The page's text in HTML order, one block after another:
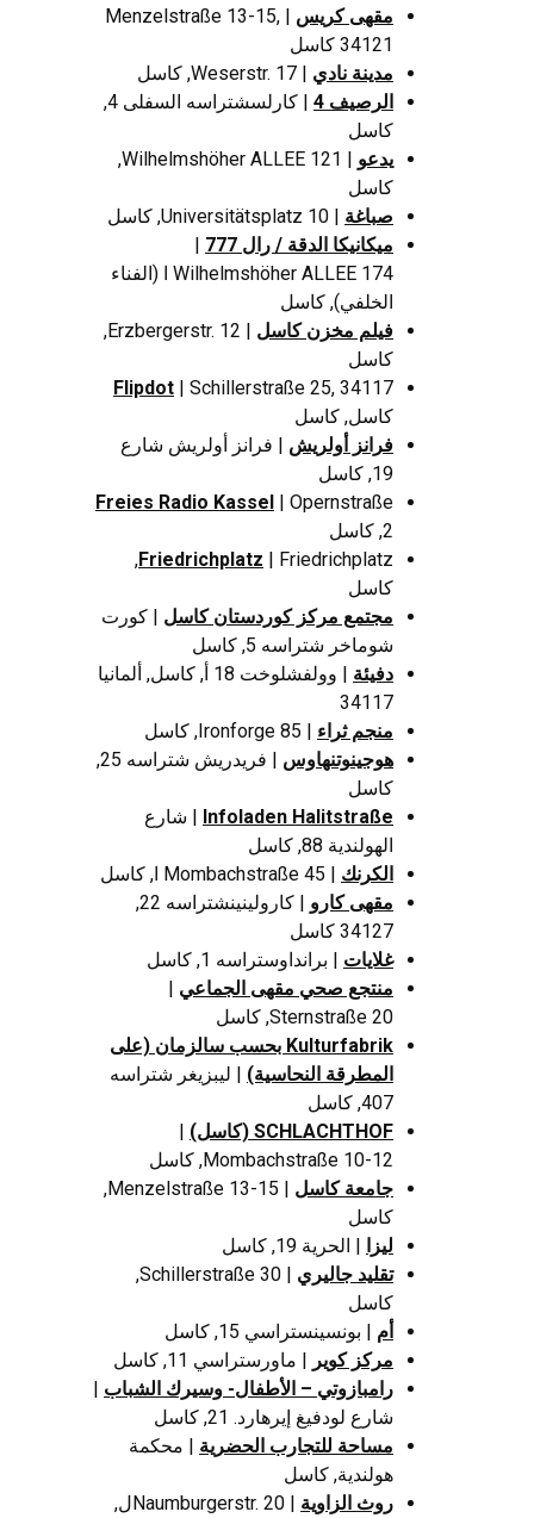
مقهى كريس
| Menzelstraße 13-15,
34121 كاسل
مدينة نادي | Weserstr. 17, كاسل
الرصيف 4
| كارلسشتراسه السفلى 4,
كاسل
يدعو
| Wilhelmshöher ALLEE 121,
كاسل
صباغة | Universitätsplatz 10, كاسل
ميكانيكا الدقة / رال 777
|
Wilhelmshöher ALLEE 174 ا (الفناء
الخلفي), كاسل
فيلم مخزن كاسل
| Erzbergerstr. 12,
كاسل
Flipdot | Schillerstraße 25, 34117
كاسل, كاسل
فرانز أولريش | فرانز أولريش شارع
19, كاسل
Freies Radio Kassel | Opernstraße
2, كاسل
Friedrichplatz
| Friedrichplatz,
كاسل
مجتمع مركز كوردستان كاسل | كورت
شوماخر شتراسه 5, كاسل
دفيئة
| وولفشلوخت 18 أ, كاسل, ألمانيا
34117
منجم ثراء | Ironforge 85, كاسل
هوجينوتنهاوس
| فريدريش شتراسه 25,
كاسل
Infoladen Halitstraße | شارع
الهولندية 88, كاسل
الكرنك | Mombachstraße 45 ا, كاسل
مقهى كارو
| كارولينينشتراسه 22,
34127 كاسل
غلايات | برانداوستراسه 1, كاسل
منتجع صحي مقهى الجماعي |
Sternstraße 20, كاسل
Kulturfabrik بحسب سالزمان (على
المطرقة النحاسية) | ليبزيغر شتراسه
407, كاسل
SCHLACHTHOF (كاسل)
|
Mombachstraße 10-12, كاسل
جامعة كاسل
| Menzelstraße 13-15,
كاسل
ليزا | الحرية 19, كاسل
تقليد جاليري
| Schillerstraße 30,
كاسل
أم | بونسينستراسي 15, كاسل
مركز كوير | ماورستراسي 11, كاسل
رامبازوتي – الأطفال- وسيرك الشباب |
شارع لودفيغ إيرهارد. 21, كاسل
مساحة للتجارب الحضرية | محكمة
هولندية, كاسل
روث الزاوية
| Naumburgerstr. 20ل,